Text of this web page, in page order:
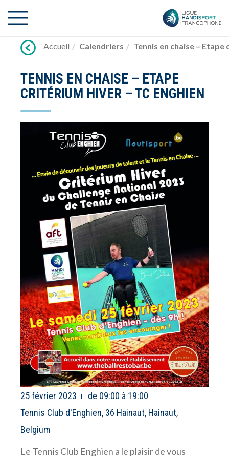
vers
Accueil
Calendriers Tennis en chaise –
TENNIS EN CHAISE – ETAPE
CRITÉRIUM HIVER – TC ENGHIEN
25 février 2023
de 09:00 à 19:00
Tennis Club d'Enghien, 36 Hainaut, Hainaut,
Belgium
Le Tennis Club Enghien a le plaisir de vous